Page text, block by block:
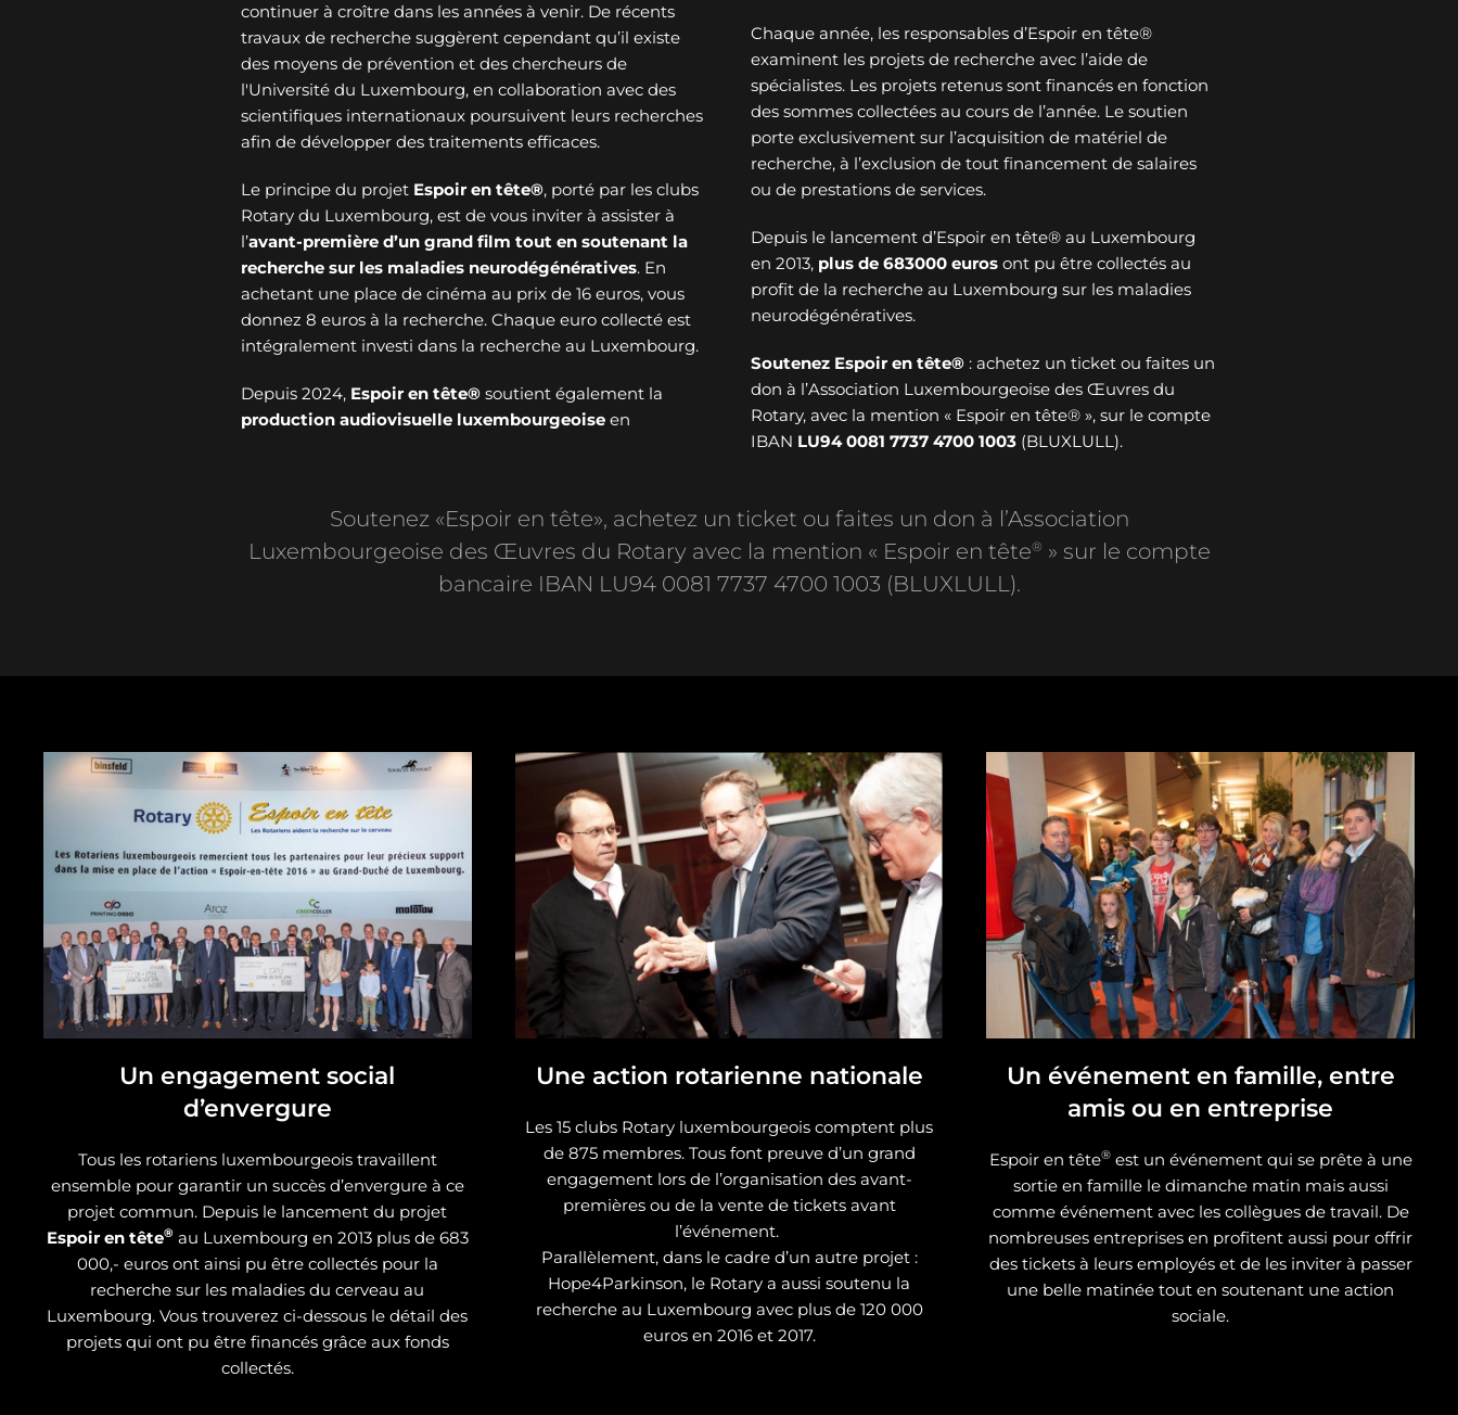
continuer à croître dans les années à venir. De récents
travaux de recherche suggèrent cependant qu’il existe
des moyens de prévention et des chercheurs de
l'Université du Luxembourg, en collaboration avec des
scientifiques internationaux poursuivent leurs recherches
afin de développer des traitements efficaces.
Le principe du projet Espoir en tête®, porté par les clubs
Rotary du Luxembourg, est de vous inviter à assister à
l’avant-première d’un grand film tout en soutenant la
recherche sur les maladies neurodégénératives. En
achetant une place de cinéma au prix de 16 euros, vous
donnez 8 euros à la recherche. Chaque euro collecté est
intégralement investi dans la recherche au Luxembourg.
Depuis 2024, Espoir en tête® soutient également la
production audiovisuelle luxembourgeoise en
Chaque année, les responsables d’Espoir en tête®
examinent les projets de recherche avec l’aide de
spécialistes. Les projets retenus sont financés en fonction
des sommes collectées au cours de l’année. Le soutien
porte exclusivement sur l’acquisition de matériel de
recherche, à l’exclusion de tout financement de salaires
ou de prestations de services.
Depuis le lancement d’Espoir en tête® au Luxembourg
en 2013, plus de 683000 euros ont pu être collectés au
profit de la recherche au Luxembourg sur les maladies
neurodégénératives.
Soutenez Espoir en tête® : achetez un ticket ou faites un
don à l’Association Luxembourgeoise des Œuvres du
Rotary, avec la mention « Espoir en tête® », sur le compte
IBAN LU94 0081 7737 4700 1003 (BLUXLULL).
Soutenez «Espoir en tête», achetez un ticket ou faites un don à l’Association
Luxembourgeoise des Œuvres du Rotary avec la mention « Espoir en tête® » sur le compte
bancaire IBAN LU94 0081 7737 4700 1003 (BLUXLULL).
Un engagement social
d’envergure
Tous les rotariens luxembourgeois travaillent
ensemble pour garantir un succès d’envergure à ce
projet commun. Depuis le lancement du projet
Espoir en tête®au Luxembourg en 2013 plus de 683
000,- euros ont ainsi pu être collectés pour la
recherche sur les maladies du cerveau au
Luxembourg. Vous trouverez ci-dessous le détail des
projets qui ont pu être financés grâce aux fonds
collectés.
Une action rotarienne nationale
Les 15 clubs Rotary luxembourgeois comptent plus
de 875 membres. Tous font preuve d’un grand
engagement lors de l’organisation des avant-
premières ou de la vente de tickets avant
l’événement.
Parallèlement, dans le cadre d’un autre projet :
Hope4Parkinson, le Rotary a aussi soutenu la
recherche au Luxembourg avec plus de 120 000
euros en 2016 et 2017.
Un événement en famille, entre
amis ou en entreprise
Espoir en tête®est un événement qui se prête à une
sortie en famille le dimanche matin mais aussi
comme événement avec les collègues de travail. De
nombreuses entreprises en profitent aussi pour offrir
des tickets à leurs employés et de les inviter à passer
une belle matinée tout en soutenant une action
sociale.